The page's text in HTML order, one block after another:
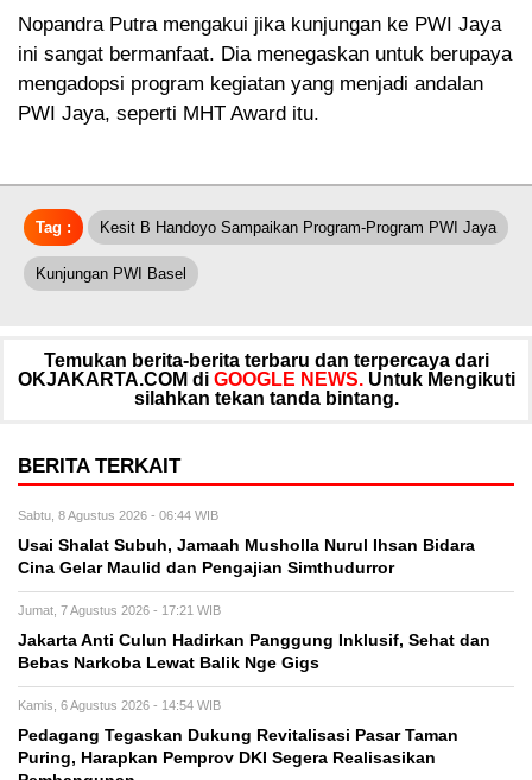
Nopandra Putra mengakui jika kunjungan ke PWI Jaya
ini sangat bermanfaat. Dia menegaskan untuk berupaya
mengadopsi program kegiatan yang menjadi andalan
PWI Jaya, seperti MHT Award itu.
Tag : Kesit B Handoyo Sampaikan Program-Program PWI Jaya
Kunjungan PWI Basel
Temukan berita-berita terbaru dan terpercaya dari
OKJAKARTA.COM di GOOGLE NEWS. Untuk Mengikuti
silahkan tekan tanda bintang.
BERITA TERKAIT
Sabtu, 8 Agustus 2026 - 06:44 WIB
Usai Shalat Subuh, Jamaah Musholla Nurul Ihsan Bidara
Cina Gelar Maulid dan Pengajian Simthudurror
Jumat, 7 Agustus 2026 - 17:21 WIB
Jakarta Anti Culun Hadirkan Panggung Inklusif, Sehat dan
Bebas Narkoba Lewat Balik Nge Gigs
Kamis, 6 Agustus 2026 - 14:54 WIB
Pedagang Tegaskan Dukung Revitalisasi Pasar Taman
Puring, Harapkan Pemprov DKI Segera Realisasikan